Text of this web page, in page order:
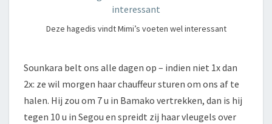
Deze hagedis vindt Mimi’s voeten wel interessant
Sounkara belt ons alle dagen op – indien niet 1x dan
2x: ze wil morgen haar chauffeur sturen om ons af te
halen. Hij zou om 7 u in Bamako vertrekken, dan is hij
tegen 10 u in Segou en spreidt zij haar vleugels over